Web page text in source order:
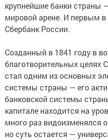
крупнейшие банки страны
мировой арене. И первым
Сбербанк России.
Созданный в 1841 году в
благотворительных целях
стал одним из основных
системы страны — его
банковской системы
капитале находится на
много раз видоизменялся
но суть остается —